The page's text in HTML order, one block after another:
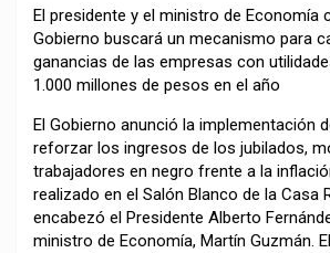
El presidente y el ministro de Economía
Gobierno buscará un mecanismo para
ganancias de las empresas con
1.000 millones de pesos en el año
El Gobierno anunció la implementación
reforzar los ingresos de los jubilados,
trabajadores en negro frente a la
realizado en el Salón Blanco de la Casa
encabezó el Presidente Alberto
ministro de Economía, Martín Guzmán.